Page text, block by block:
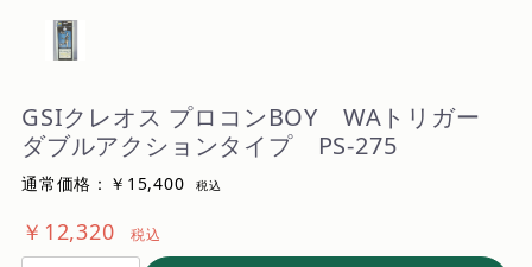
GSIクレオス プロコンBOY WAトリガー
ダブルアクションタイプ PS-275
通常価格：￥15,400 税込
￥12,320 税込